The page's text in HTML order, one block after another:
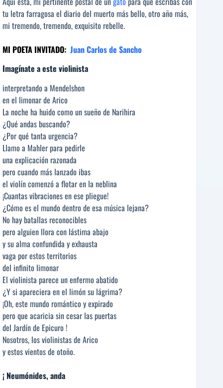
tu letra farragosa el diario del muerto más bello, otro año más,
mi tremendo, tremendo, exquisito rebelle.
MI POETA INVITADO: Juan Carlos de Sancho
Imagínate a este violinista
interpretando a Mendelshon
en el limonar de Arico
La noche ha huido como un sueño de Narihira
¿Qué andas buscando?
¿Por qué tanta urgencia?
Llamo a Mahler para pedirle
una explicación razonada
pero cuando más lanzado ibas
el violín comenzó a flotar en la neblina
¡Cuantas vibraciones en ese pliegue!
¿Cómo es el mundo dentro de esa música lejana?
No hay batallas reconocibles
pero alguien llora con lástima abajo
y su alma confundida y exhausta
vaga por estos territorios
del infinito limonar
El violinista parece un enfermo abatido
¿Y si apareciera en el limón su lágrima?
¡Oh, este mundo romántico y expirado
pero que acaricia sin cesar las puertas
del Jardín de Epicuro !
Nosotros, los violinistas de Arico
y estos vientos de otoño.
¡ Neumónides, anda